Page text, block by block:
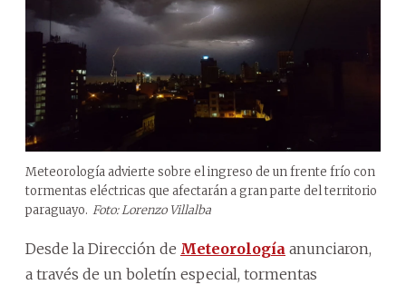
Meteorología advierte sobre el ingreso de un frente frío con
tormentas eléctricas que afectarán a gran parte del territorio
paraguayo. Foto: Lorenzo Villalba
Desde la Dirección de Meteorología anunciaron,
a través de un boletín especial, tormentas